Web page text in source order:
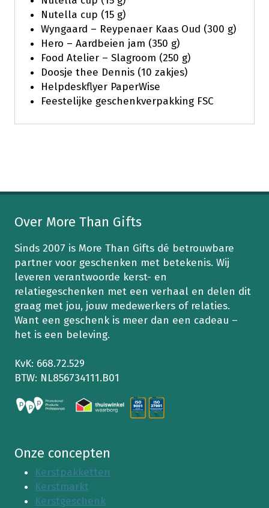
Nutella cup (15 g)
Wyngaard – Reypenaer Kaas Oud (300 g)
Hero – Aardbeien jam (350 g)
Food Atelier – Slagroom (250 g)
Doosje thee Dennis (10 zakjes)
Helpdeskflyer PaperWise
Feestelijke geschenkverpakking FSC
Over More Than Gifts
Sinds 2007 is More Than Gifts dé betrouwbare
partner voor geschenken met betekenis. Wij
leveren verantwoorde kerst- en
relatiegeschenken met een verhaal en delen dit
graag met jou, jouw medewerkers of relaties.
Want een geschenk is meer dan een cadeau –
het is een beleving.
KvK: 668.72.529
BTW: NL856734111.B01
Onze concepten
Kerstpakketten
Kerstmarkt
Kerstgeschenk